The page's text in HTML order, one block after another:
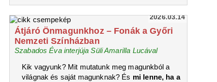
2026.03.14
Átjáró Önmagunkhoz – Fonák a Győri
Nemzeti Színházban
Szabados Éva interjúja Süli Amarilla Lucával
Kik vagyunk? Mit mutatunk meg magunkból a
világnak és saját magunknak? És mi lenne, ha a